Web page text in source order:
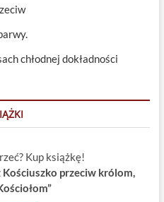
chłodnej dokładności
Kup książkę!
Kościuszko przeciw królom,